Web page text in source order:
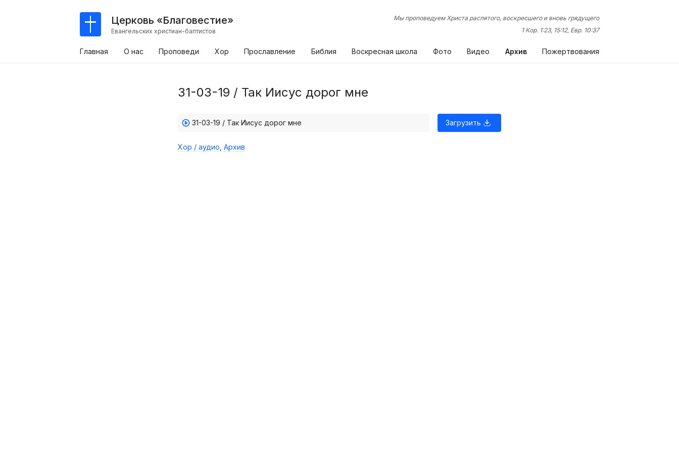
Церковь «Благовестие»
Евангельских христиан-баптистов
Мы проповедуем Христа распятого, воскресшего и вновь грядущего
1 Кор. 1:23, 15:12, Евр. 10:37
Главная О нас Проповеди Хор Прославление Библия Воскресная школа Фото Видео Архив Пожертвования
31-03-19 / Так Иисус дорог мне
Загрузить
31-03-19 / Так Иисус дорог мне
Хор / аудио Архив